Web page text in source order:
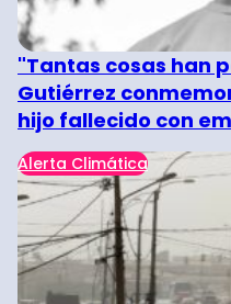
"Tantas cosas han
Gutiérrez
hijo fallecido con
Alerta Climática